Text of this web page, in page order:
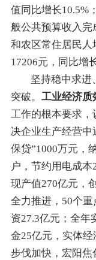
值同比增长10.5%；
般公共预算收入完
和农区常住居民人
17206元， 同比增
坚持稳中求进
突破。 工业经济质
工作的根本要求
决企业生产经营中
保贷”1000万元 ，
户，节约用电成本
现产值270亿元，
全力推进， 50个重
资27.3亿元 ； 全年
金25亿元 ，实体
步伐加快，宏阳